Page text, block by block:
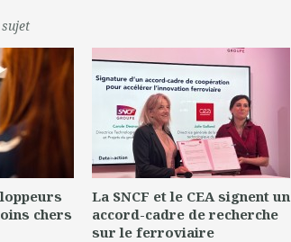
chers
La SNCF et le CEA signent un
accord-cadre de recherche
sur le ferroviaire